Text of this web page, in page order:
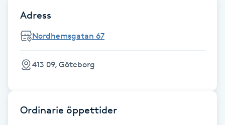
Gua Sha-massage
Headspa
Adress
Nordhemsgatan 67
413 09, Göteborg
Ordinarie öppettider